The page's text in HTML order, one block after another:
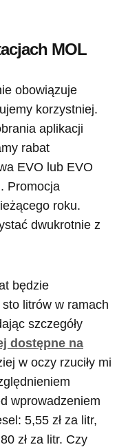
MOL
obowiązuje
korzystniej.
aplikacji
rabat
EVO lub EVO
Promocja
roku.
dwukrotnie z
będzie
litrów w ramach
szczegóły
dostępne na
w oczy rzuciły mi
wprowadzeniem
5,55 zł za litr,
zł za litr. Czy